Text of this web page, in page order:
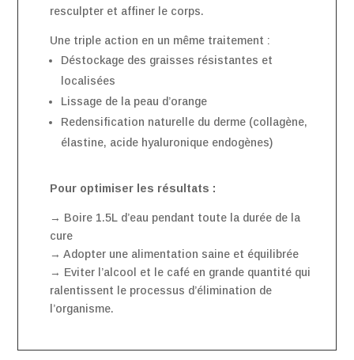
resculpter et affiner le corps.
Une triple action en un même traitement :
Déstockage des graisses résistantes et
localisées
Lissage de la peau d’orange
Redensification naturelle du derme (collagène,
élastine, acide hyaluronique endogènes)
Pour optimiser les résultats :
→ Boire 1.5L d’eau pendant toute la durée de la
cure
→ Adopter une alimentation saine et équilibrée
→ Eviter l’alcool et le café en grande quantité qui
ralentissent le processus d’élimination de
l’organisme.